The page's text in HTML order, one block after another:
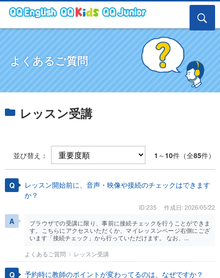
よくあるご質問
レッスン受講
並び替え： 1 ～ 10件（全85件）
レッスン開始前に、音声・映像や接続のチェックはできます
か？
ID:235
作成日: 2026/05/22
ブラウザでの受講に限り、事前に接続チェックを行うことができま
す。こちらにアクセスいただくか、マイレッスンページ右側にござ
います「接続チェック」から行っていただけます。 なお、...
よくあるご質問
レッスン受講
予約時に教師のポイントが変わってるのは、なぜですか？